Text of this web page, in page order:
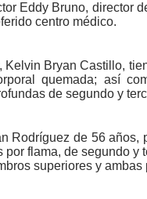
Eddy Bruno, director
centro médico.
Kel­vin Bryan Castillo,
quemada; así
de segundo y
Rodríguez de 56 años,
por flama, de segundo y
superiores y ambas